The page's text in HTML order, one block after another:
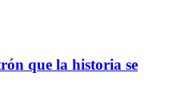
que la historia se